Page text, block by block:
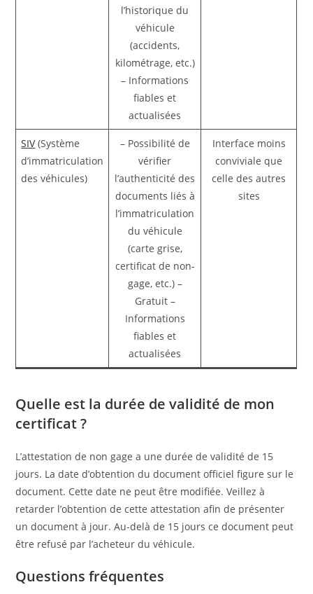
l’historique du
véhicule
(accidents,
kilométrage, etc.)
– Informations
fiables et
actualisées
SIV(Système
d’immatriculation
des véhicules)
– Possibilité de
vérifier
l’authenticité des
documents liés à
l’immatriculation
du véhicule
(carte grise,
certificat de non-
gage, etc.) –
Gratuit –
Informations
fiables et
actualisées
Interface moins
conviviale que
celle des autres
sites
Quelle est la durée de validité de mon
certificat ?
L’attestation de non gage a une durée de validité de 15
jours. La date d’obtention du document officiel figure sur le
document. Cette date ne peut être modifiée. Veillez à
retarder l’obtention de cette attestation afin de présenter
un document à jour. Au-delà de 15 jours ce document peut
être refusé par l’acheteur du véhicule.
Questions fréquentes